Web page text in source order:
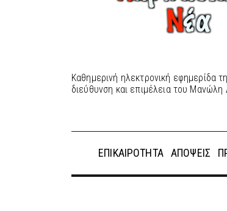
Καθημερινή ηλεκτρονική εφημερίδα
διεύθυνση και επιμέλεια του
ΕΠΙΚΑΙΡΌΤΗΤΑ ΑΠΌΨΕΙΣ